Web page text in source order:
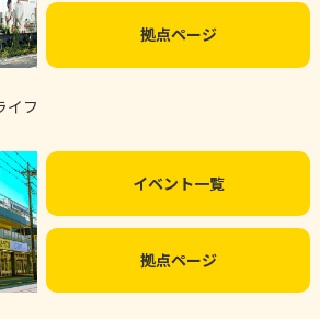
拠点ページ
イフ
イベント一覧
拠点ページ